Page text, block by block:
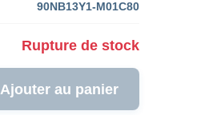
90NB13Y1-M01C80
Rupture de stock
Ajouter au panier